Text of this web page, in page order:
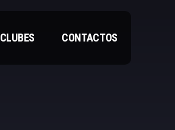
CLUBES CONTACTOS